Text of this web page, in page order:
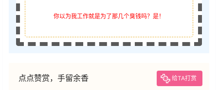
你以为我工作就是为了那几个臭钱吗？是！
点点赞赏，手留余香 给TA打赏